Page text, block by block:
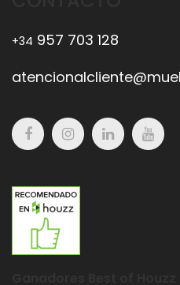
+34 957 703 128